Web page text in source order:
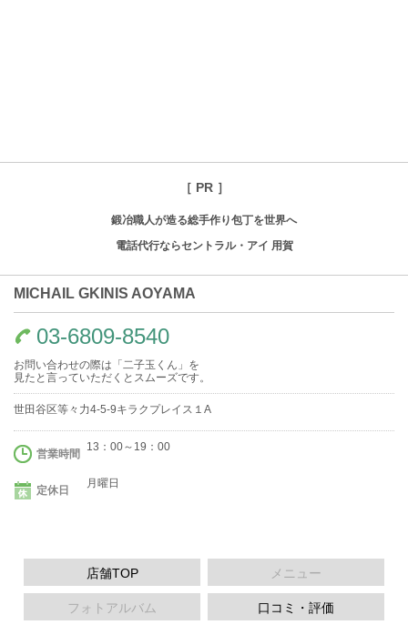
［ PR ］
鍛冶職人が造る総手作り包丁を世界へ
電話代行ならセントラル・アイ 用賀
MICHAIL GKINIS AOYAMA
03-6809-8540
お問い合わせの際は「二子玉くん」を
見たと言っていただくとスムーズです。
世田谷区等々力4-5-9キラクプレイス１A
営業時間
13：00～19：00
定休日
月曜日
店舗TOP メニュー
フォトアルバム 口コミ・評価